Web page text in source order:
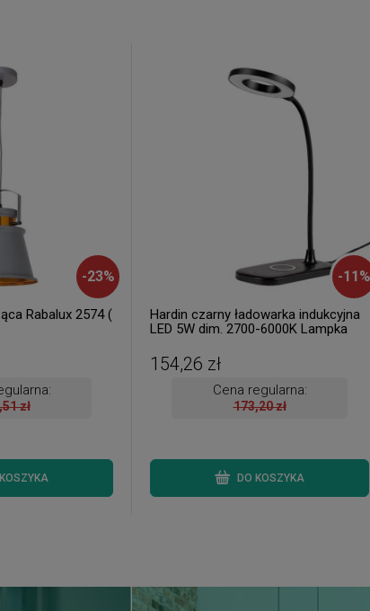
-23%
Rabalux 2574 (
zł
-11 %
Hardin czarny ładowarka indukcyjna
LED 5W dim. 2700-6000K Lampka
Wysyłka 24 h. )
154,26 zł
Cena regularna:
173,20 zł
DO KOSZYKA